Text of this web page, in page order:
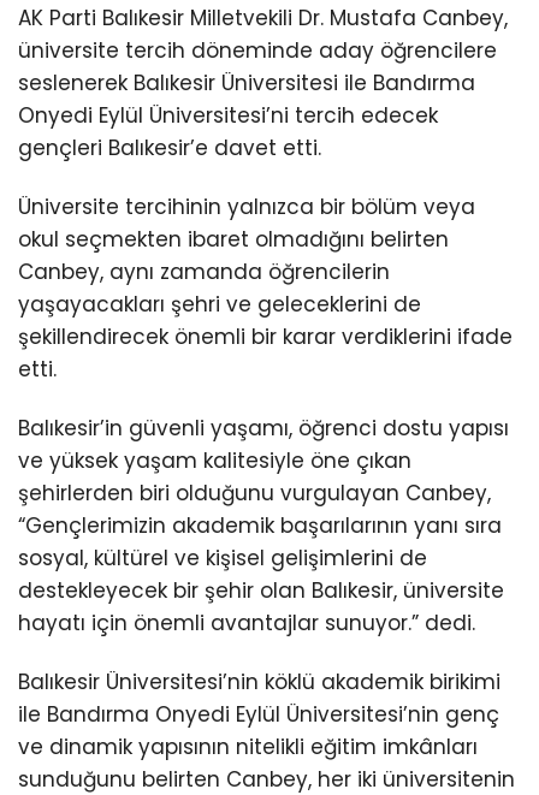
AK Parti Balıkesir Milletvekili Dr. Mustafa Canbey,
üniversite tercih döneminde aday öğrencilere
seslenerek Balıkesir Üniversitesi ile Bandırma
Onyedi Eylül Üniversitesi’ni tercih edecek
gençleri Balıkesir’e davet etti.
Üniversite tercihinin yalnızca bir bölüm veya
okul seçmekten ibaret olmadığını belirten
Canbey, aynı zamanda öğrencilerin
yaşayacakları şehri ve geleceklerini de
şekillendirecek önemli bir karar verdiklerini ifade
etti.
Balıkesir’in güvenli yaşamı, öğrenci dostu yapısı
ve yüksek yaşam kalitesiyle öne çıkan
şehirlerden biri olduğunu vurgulayan Canbey,
“Gençlerimizin akademik başarılarının yanı sıra
sosyal, kültürel ve kişisel gelişimlerini de
destekleyecek bir şehir olan Balıkesir, üniversite
hayatı için önemli avantajlar sunuyor.” dedi.
Balıkesir Üniversitesi’nin köklü akademik birikimi
ile Bandırma Onyedi Eylül Üniversitesi’nin genç
ve dinamik yapısının nitelikli eğitim imkânları
sunduğunu belirten Canbey, her iki üniversitenin